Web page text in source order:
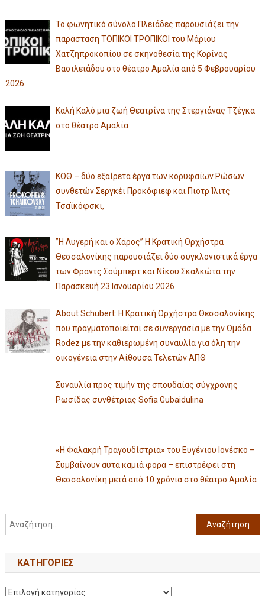
Το φωνητικό σύνολο Πλειάδες παρουσιάζει την
παράσταση ΤΟΠΙΚΟΙ ΤΡΟΠΙΚΟΙ του Μάριου
Χατζηπροκοπίου σε σκηνοθεσία της Κορίνας
Βασιλειάδου στο θέατρο Αμαλία από 5 Φεβρουαρίου
2026
Καλή Καλό μια ζωή Θεατρίνα της Στεργιάνας Τζέγκα
στο θέατρο Αμαλία
ΚΟΘ – δύο εξαίρετα έργα των κορυφαίων Ρώσων
συνθετών Σεργκέι Προκόφιεφ και Πιοτρ Ίλιτς
Τσαϊκόφσκι,
”Η Λυγερή και ο Χάρος” Η Κρατική Ορχήστρα
Θεσσαλονίκης παρουσιάζει δύο συγκλονιστικά έργα
των Φραντς Σούμπερτ και Νίκου Σκαλκώτα την
Παρασκευή 23 Ιανουαρίου 2026
About Schubert: Η Κρατική Ορχήστρα Θεσσαλονίκης
που πραγματοποιείται σε συνεργασία με την Ομάδα
Rodez με την καθιερωμένη συναυλία για όλη την
οικογένεια στην Αίθουσα Τελετών ΑΠΘ
Συναυλία προς τιμήν της σπουδαίας σύγχρονης
Ρωσίδας συνθέτριας Sofia Gubaidulina
«Η Φαλακρή Τραγουδίστρια» του Ευγένιου Ιονέσκο –
Συμβαίνουν αυτά καμιά φορά – επιστρέφει στη
Θεσσαλονίκη μετά από 10 χρόνια στο θέατρο Αμαλία
KΑΤΗΓΟΡΊΕΣ